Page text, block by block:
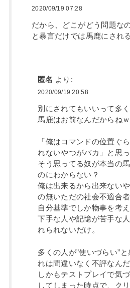
2020/09/19 07:28
だから、どこがどう問題な
と暴言だけでは馬鹿にされ
匿名 より:
2020/09/19 20:58
別にされてもいいって多
馬鹿はお前なんだからねｗ
「俺はコマンドの位置ぐ
れないやつがバカ」と思
そう思ってる奴が本当の
のにわからない？
俺は出来るから出来ない
の無いただの社会不適合者
自分基準でしか物事を考
下手な人や記憶が苦手な
れられないだけ。
多くの人が”使いづらい”
れは間違いなく不評なんだ
しかもテストプレイで気
してしまった時点で、ク